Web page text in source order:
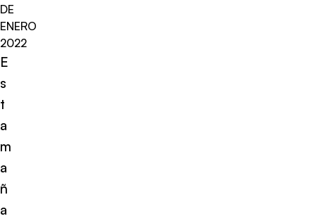
DE
ENERO
2022
E
s
t
a
m
a
ñ
a